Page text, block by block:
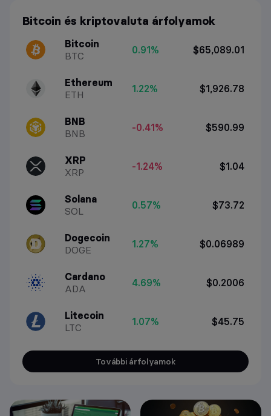
Bitcoin és kriptovaluta árfolyamok
Bitcoin
BTC
0.91% $65,089.01
Ethereum
ETH
1.22% $1,926.78
BNB
BNB
-0.41% $590.99
XRP
XRP
-1.24% $1.04
Solana
SOL
0.57% $73.72
Dogecoin
DOGE
1.27% $0.06989
Cardano
ADA
4.69% $0.2006
Litecoin
LTC
1.07% $45.75
További árfolyamok